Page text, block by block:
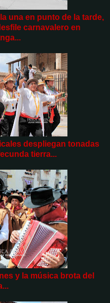
una en punto de la tarde,
carnavalero en
despliegan tonadas
tierra...
y la música brota del